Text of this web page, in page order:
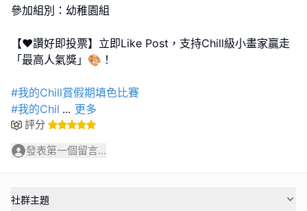
參加組別：幼稚園組
【❤️讚好即投票】立即Like Post，支持Chill級小畫家贏走
「最高人氣獎」🎨！
#我的Chill賞假期填色比賽
#我的Chil ... 更多
評分
發表第一個留言...
社群主題